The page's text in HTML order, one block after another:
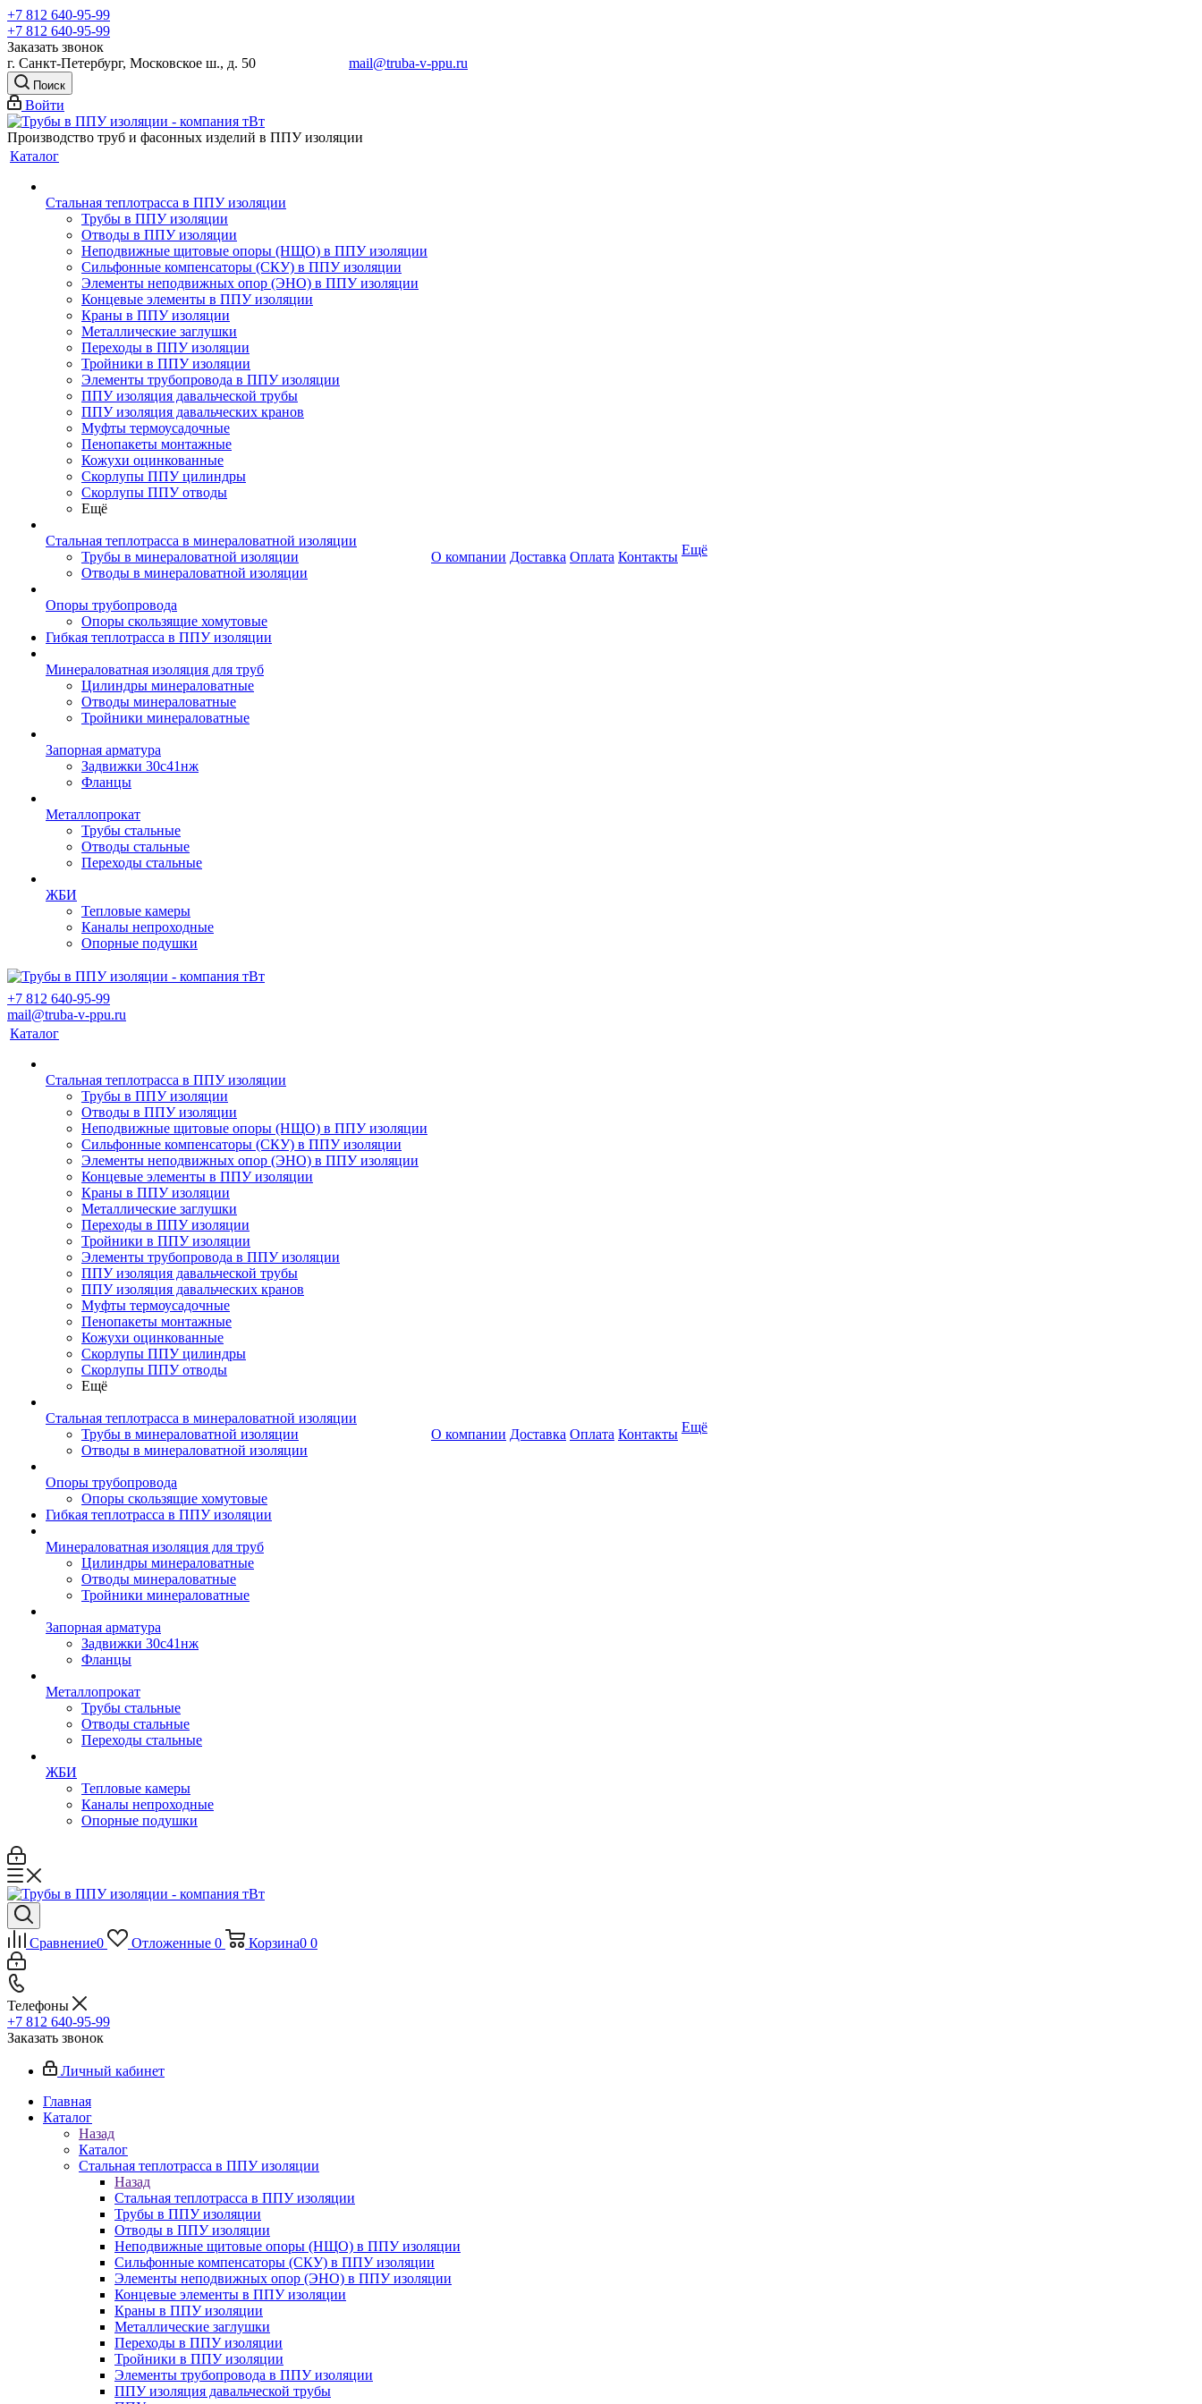
+7 812 640-95-99
+7 812 640-95-99
Заказать звонок
г. Санкт-Петербург, Московское ш., д. 50 mail@truba-v-ppu.ru
Поиск
Войти
Производство труб и фасонных изделий в ППУ изоляции
Каталог
Стальная теплотрасса в ППУ изоляции
Трубы в ППУ изоляции
Отводы в ППУ изоляции
Неподвижные щитовые опоры (НЩО) в ППУ изоляции
Cильфонные компенсаторы (СКУ) в ППУ изоляции
Элементы неподвижных опор (ЭНО) в ППУ изоляции
Концевые элементы в ППУ изоляции
Краны в ППУ изоляции
Металлические заглушки
Переходы в ППУ изоляции
Тройники в ППУ изоляции
Элементы трубопровода в ППУ изоляции
ППУ изоляция давальческой трубы
ППУ изоляция давальческих кранов
Муфты термоусадочные
Пенопакеты монтажные
Кожухи оцинкованные
Скорлупы ППУ цилиндры
Скорлупы ППУ отводы
Ещё
Стальная теплотрасса в минераловатной изоляции
Трубы в минераловатной изоляции
Отводы в минераловатной изоляции
Опоры трубопровода
Опоры скользящие хомутовые
Гибкая теплотрасса в ППУ изоляции
Минераловатная изоляция для труб
Цилиндры минераловатные
Отводы минераловатные
Тройники минераловатные
Запорная арматура
Задвижки 30с41нж
Фланцы
Металлопрокат
Трубы стальные
Отводы стальные
Переходы стальные
ЖБИ
Тепловые камеры
Каналы непроходные
Опорные подушки
О компании Доставка Оплата Контакты Ещё
+7 812 640-95-99
mail@truba-v-ppu.ru
Каталог
Стальная теплотрасса в ППУ изоляции
Трубы в ППУ изоляции
Отводы в ППУ изоляции
Неподвижные щитовые опоры (НЩО) в ППУ изоляции
Cильфонные компенсаторы (СКУ) в ППУ изоляции
Элементы неподвижных опор (ЭНО) в ППУ изоляции
Концевые элементы в ППУ изоляции
Краны в ППУ изоляции
Металлические заглушки
Переходы в ППУ изоляции
Тройники в ППУ изоляции
Элементы трубопровода в ППУ изоляции
ППУ изоляция давальческой трубы
ППУ изоляция давальческих кранов
Муфты термоусадочные
Пенопакеты монтажные
Кожухи оцинкованные
Скорлупы ППУ цилиндры
Скорлупы ППУ отводы
Ещё
Стальная теплотрасса в минераловатной изоляции
Трубы в минераловатной изоляции
Отводы в минераловатной изоляции
Опоры трубопровода
Опоры скользящие хомутовые
Гибкая теплотрасса в ППУ изоляции
Минераловатная изоляция для труб
Цилиндры минераловатные
Отводы минераловатные
Тройники минераловатные
Запорная арматура
Задвижки 30с41нж
Фланцы
Металлопрокат
Трубы стальные
Отводы стальные
Переходы стальные
ЖБИ
Тепловые камеры
Каналы непроходные
Опорные подушки
О компании Доставка Оплата Контакты Ещё
Сравнение0 Отложенные 0 Корзина0 0
Телефоны
+7 812 640-95-99
Заказать звонок
Личный кабинет
Главная
Каталог
Назад
Каталог
Стальная теплотрасса в ППУ изоляции
Назад
Стальная теплотрасса в ППУ изоляции
Трубы в ППУ изоляции
Отводы в ППУ изоляции
Неподвижные щитовые опоры (НЩО) в ППУ изоляции
Cильфонные компенсаторы (СКУ) в ППУ изоляции
Элементы неподвижных опор (ЭНО) в ППУ изоляции
Концевые элементы в ППУ изоляции
Краны в ППУ изоляции
Металлические заглушки
Переходы в ППУ изоляции
Тройники в ППУ изоляции
Элементы трубопровода в ППУ изоляции
ППУ изоляция давальческой трубы